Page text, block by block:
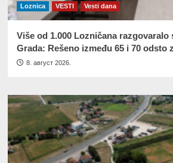
Loznica VESTI Vesti dana
Više od 1.000 Lozničana razgovaralo
Grada: Rešeno između 65 i 70 odsto
8. август 2026.